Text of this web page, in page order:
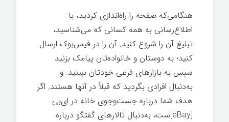
هنگامی‌که صفحه را راه‌اندازی کردید، با
اطلاع‌رسانی به همه کسانی که می‌شناسید،
تبلیغ آن را شروع کنيد. آن را در فیس‌بوک ارسال
کنید؛ به دوستان و خانواده‌تان پیامک بزنید
سپس به بازارهای فرعی خودتان ببینید. و
به‌دنبال افرادی بگردید که قبلاً در آنها هستند. اگر
هدف شما درباره جست‌وجوی خانه در ای‌بی
[eBay]ست، به‌دنبال تالارهای گفتگو درباره